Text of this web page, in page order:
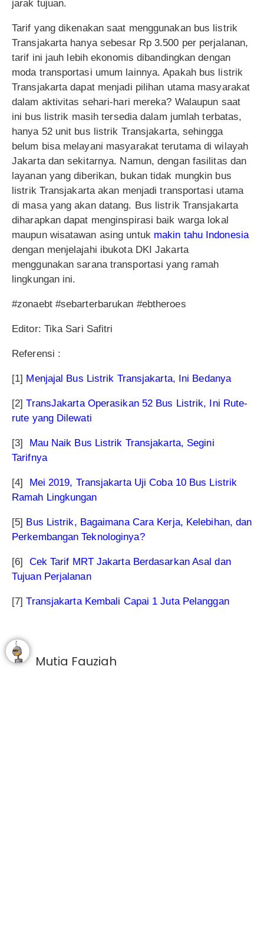
jarak tujuan.
Tarif yang dikenakan saat menggunakan bus listrik
Transjakarta hanya sebesar Rp 3.500 per perjalanan,
tarif ini jauh lebih ekonomis dibandingkan dengan
moda transportasi umum lainnya. Apakah bus listrik
Transjakarta dapat menjadi pilihan utama masyarakat
dalam aktivitas sehari-hari mereka? Walaupun saat
ini bus listrik masih tersedia dalam jumlah terbatas,
hanya 52 unit bus listrik Transjakarta, sehingga
belum bisa melayani masyarakat terutama di wilayah
Jakarta dan sekitarnya. Namun, dengan fasilitas dan
layanan yang diberikan, bukan tidak mungkin bus
listrik Transjakarta akan menjadi transportasi utama
di masa yang akan datang. Bus listrik Transjakarta
diharapkan dapat menginspirasi baik warga lokal
maupun wisatawan asing untuk makin tahu Indonesia
dengan menjelajahi ibukota DKI Jakarta
menggunakan sarana transportasi yang ramah
lingkungan ini.
#zonaebt #sebarterbarukan #ebtheroes
Editor: Tika Sari Safitri
Referensi :
[1] Menjajal Bus Listrik Transjakarta, Ini Bedanya
[2]TransJakarta Operasikan 52 Bus Listrik, Ini Rute-
rute yang Dilewati
[3] Mau Naik Bus Listrik Transjakarta, Segini
Tarifnya
[4] Mei 2019, Transjakarta Uji Coba 10 Bus Listrik
Ramah Lingkungan
[5] Bus Listrik, Bagaimana Cara Kerja, Kelebihan, dan
Perkembangan Teknologinya?
[6] Cek Tarif MRT Jakarta Berdasarkan Asal dan
Tujuan Perjalanan
[7]Transjakarta Kembali Capai 1 Juta Pelanggan
Mutia Fauziah